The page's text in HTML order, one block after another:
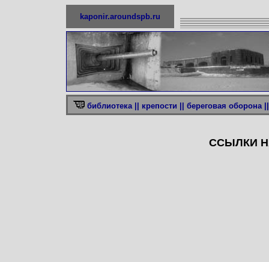
kaponir.aroundspb.ru
библиотека || крепости || береговая оборона ||
ССЫЛКИ